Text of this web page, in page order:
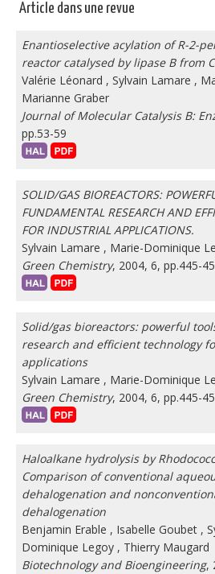
Article dans une revue
Enantioselective acylation of R-2-
reactor catalysed by lipase B from
Valérie Léonard , Sylvain Lamare ,
Marianne Graber
Journal of Molecular Catalysis B:
pp.53-59
SOLID/GAS BIOREACTORS:
FUNDAMENTAL RESEARCH AND
FOR INDUSTRIAL APPLICATIONS.
Sylvain Lamare , Marie-Dominique
Green Chemistry, 2004, 6, pp.445-
Solid/gas bioreactors: powerful
research and efficient technology
applications
Sylvain Lamare , Marie-Dominique
Green Chemistry, 2004, 6, pp.445-
Haloalkane hydrolysis by
Comparison of conventional
dehalogenation and
dehalogenation
Benjamin Erable , Isabelle Goubet ,
Dominique Legoy , Thierry Maugard
Biotechnology and Bioengineering,